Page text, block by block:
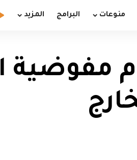
منوعات البرامج المزيد